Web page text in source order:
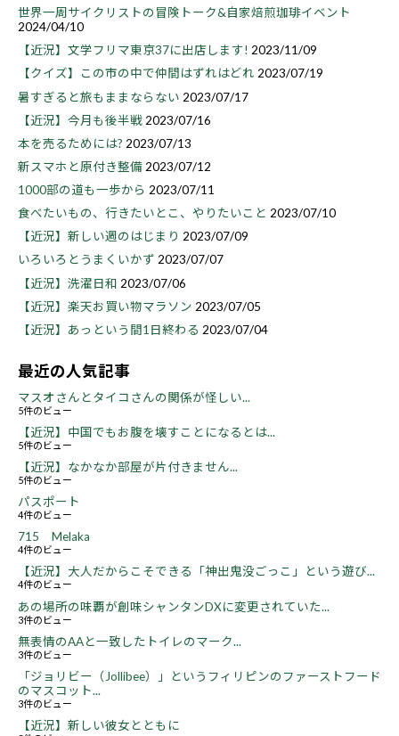
世界一周サイクリストの冒険トーク&自家焙煎珈琲イベント
2024/04/10
【近況】文学フリマ東京37に出店します! 2023/11/09
【クイズ】この市の中で仲間はずれはどれ 2023/07/19
暑すぎると旅もままならない 2023/07/17
【近況】今月も後半戦 2023/07/16
本を売るためには? 2023/07/13
新スマホと原付き整備 2023/07/12
1000部の道も一歩から 2023/07/11
食べたいもの、行きたいとこ、やりたいこと 2023/07/10
【近況】新しい週のはじまり 2023/07/09
いろいろとうまくいかず 2023/07/07
【近況】洗濯日和 2023/07/06
【近況】楽天お買い物マラソン 2023/07/05
【近況】あっという間1日終わる 2023/07/04
最近の人気記事
マスオさんとタイコさんの関係が怪しい...
5件のビュー
【近況】中国でもお腹を壊すことになるとは...
5件のビュー
【近況】なかなか部屋が片付きません...
5件のビュー
パスポート
4件のビュー
715 Melaka
4件のビュー
【近況】大人だからこそできる「神出鬼没ごっこ」という遊び...
4件のビュー
あの場所の味覇が創味シャンタンDXに変更されていた...
3件のビュー
無表情のAAと一致したトイレのマーク...
3件のビュー
「ジョリビー（Jollibee）」というフィリピンのファーストフード
のマスコット...
3件のビュー
【近況】新しい彼女とともに